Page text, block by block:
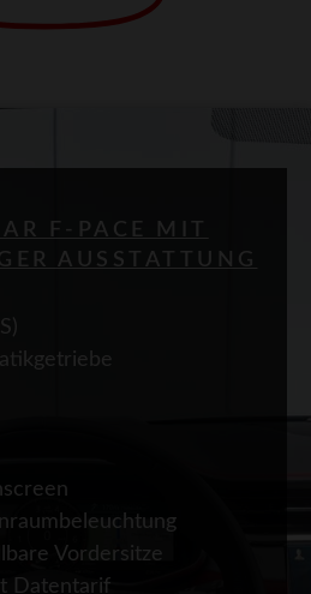
F-PACE MIT
AUSSTATTUNG
Vordersitze
Datentarif